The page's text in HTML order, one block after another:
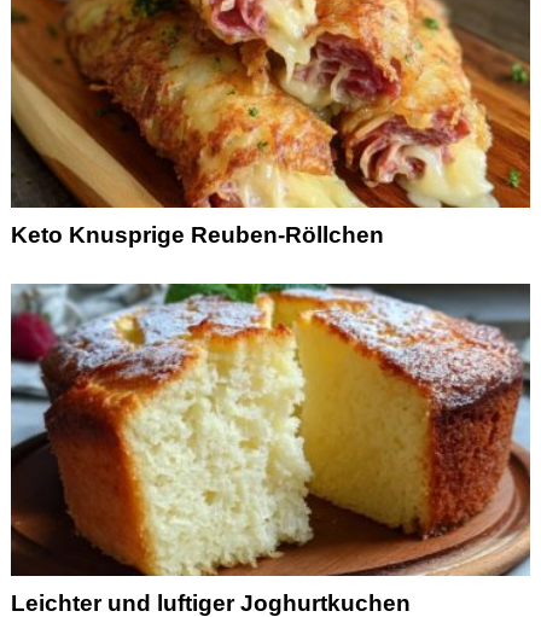
Keto Knusprige Reuben-Röllchen
Leichter und luftiger Joghurtkuchen